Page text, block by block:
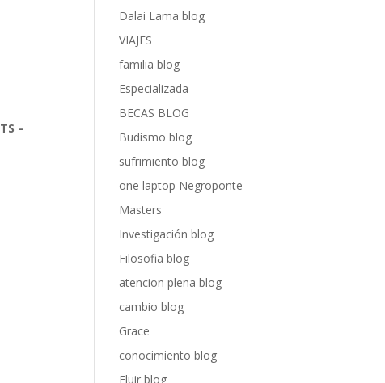
–
Dalai Lama blog
VIAJES
familia blog
Especializada
BECAS BLOG
Budismo blog
sufrimiento blog
one laptop Negroponte
Masters
Investigación blog
Filosofia blog
atencion plena blog
cambio blog
Grace
conocimiento blog
Fluir blog